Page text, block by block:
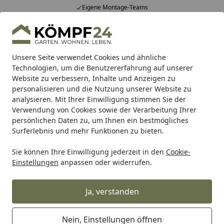
Unsere Seite verwendet Cookies und ähnliche
Technologien, um die Benutzererfahrung auf unserer
Website zu verbessern, Inhalte und Anzeigen zu
personalisieren und die Nutzung unserer Website zu
analysieren. Mit Ihrer Einwilligung stimmen Sie der
Verwendung von Cookies sowie der Verarbeitung Ihrer
persönlichen Daten zu, um Ihnen ein bestmögliches
Surferlebnis und mehr Funktionen zu bieten.
Sie können Ihre Einwilligung jederzeit in den Cookie-
Einstellungen anpassen oder widerrufen.
Ja, verstanden
Nein, Einstellungen öffnen
Eigene Montage-Teams
Alle Produkte
Mein Konto
Suchen
Startseite
Alles für den Garten Gartengeräte & Gartenmaschinen
Fiskars Xact Blumenrechen 1027047